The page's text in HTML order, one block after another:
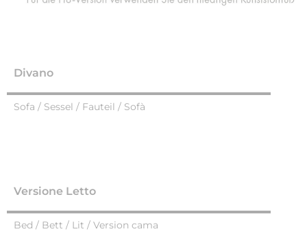
Divano
Sofa / Sessel / Fauteil / Sofà
Versione Letto
Bed / Bett / Lit / Version cama